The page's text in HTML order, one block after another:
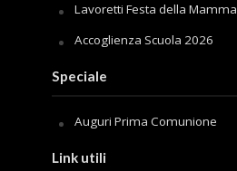
Lavoretti Festa della Mamma
Accoglienza Scuola 2026
Speciale
Auguri Prima Comunione
Link utili